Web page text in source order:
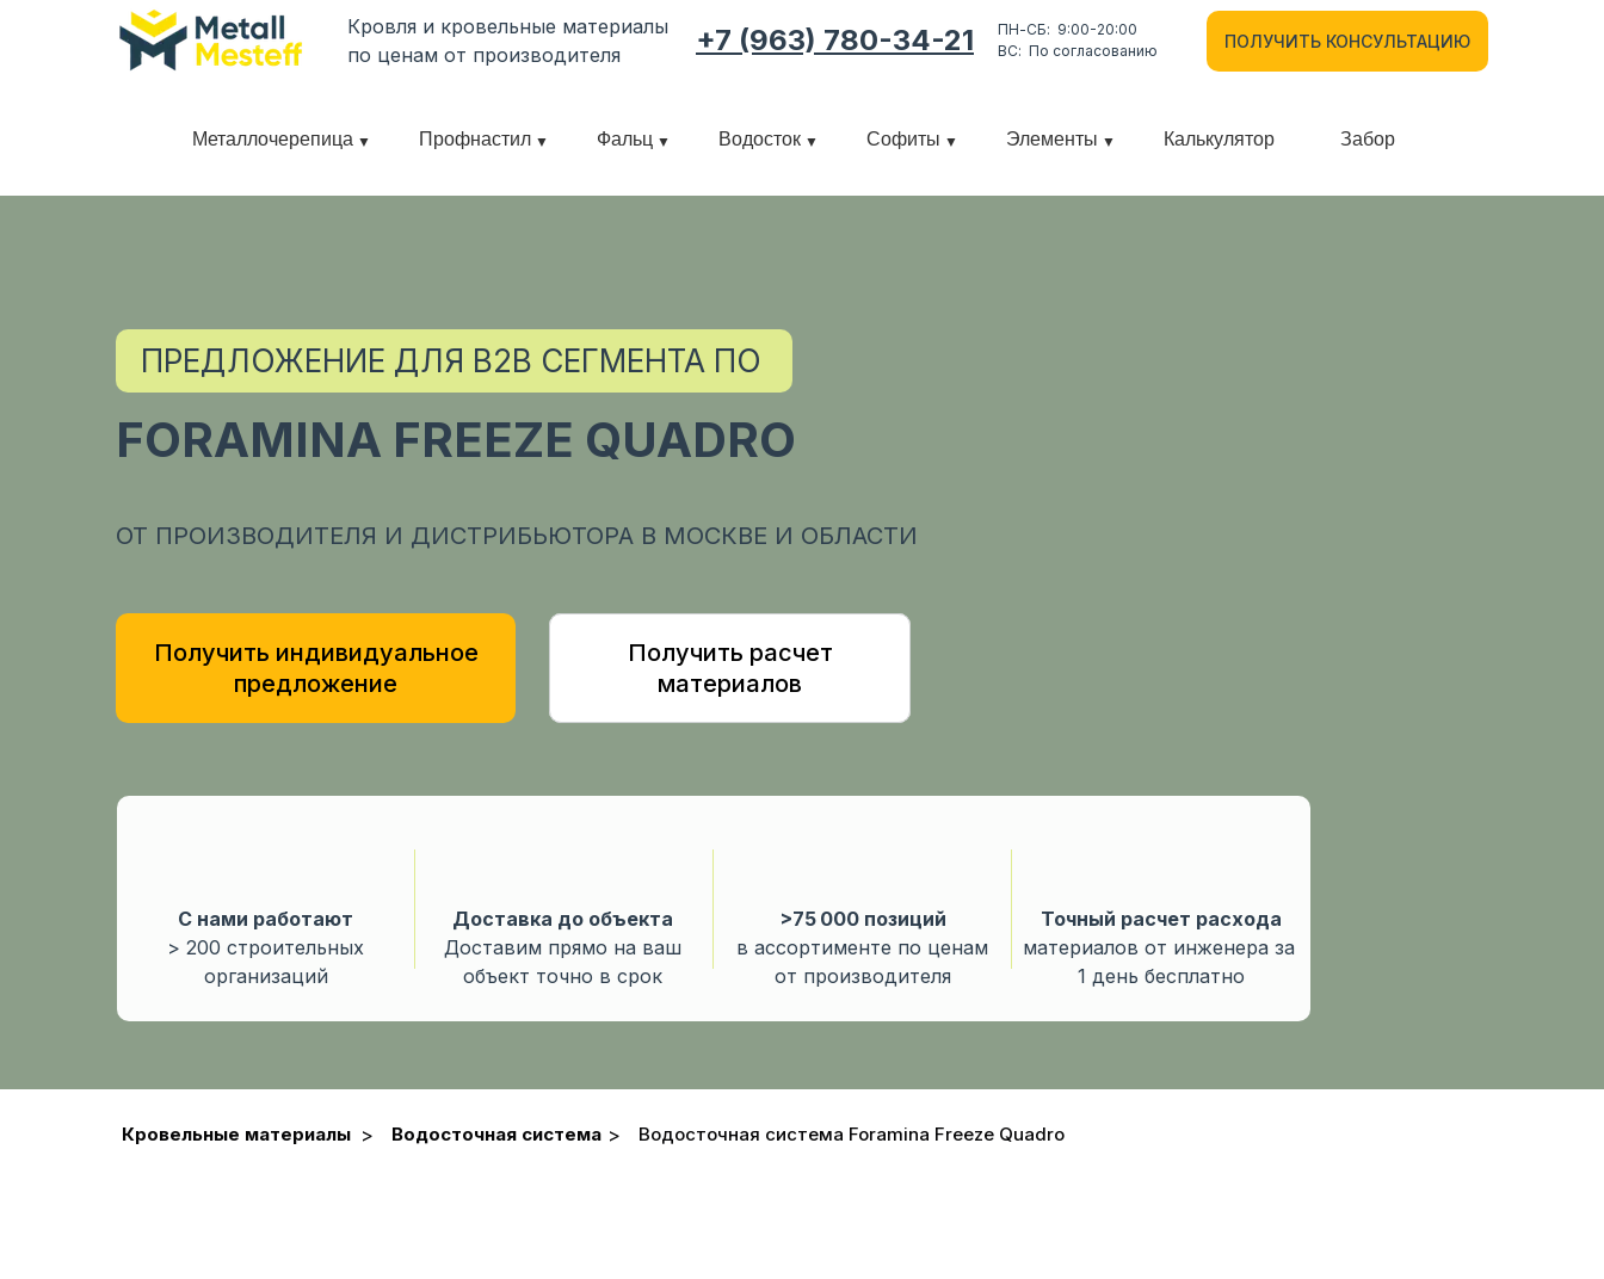
Кровля и кровельные материалы
по ценам от производителя
+7 (963) 780-34-21
ПН-СБ: 9:00-20:00
ВС: По согласованию
ПОЛУЧИТЬ КОНСУЛЬТАЦИЮ
Металлочерепица Профнастил Фальц Водосток Софиты Элементы Калькулятор Забор
Получить расчет
материалов
Получить индивидуальное
предложение
ОТ ПРОИЗВОДИТЕЛЯ И ДИСТРИБЬЮТОРА В МОСКВЕ И ОБЛАСТИ
FORAMINA FREEZE QUADRO
ПРЕДЛОЖЕНИЕ ДЛЯ B2B СЕГМЕНТА ПО
Точный расчет расхода
материалов от инженера за
1 день бесплатно
>75 000 позиций
в ассортименте по ценам
от производителя
Доcтавка до объекта
Доставим прямо на ваш
объект точно в срок
С нами работают
> 200 строительных
организаций
> Водосточная система Foramina Freeze Quadro
> Водосточная система
Кровельные материалы